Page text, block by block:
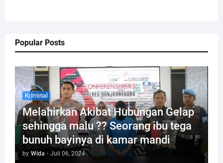
Popular Posts
Kriminal
Melahirkan Akibat Hubungan Gelap
sehingga malu ?? Seorang ibu tega
bunuh bayinya di kamar mandi
by Wida - Juli 06, 2024